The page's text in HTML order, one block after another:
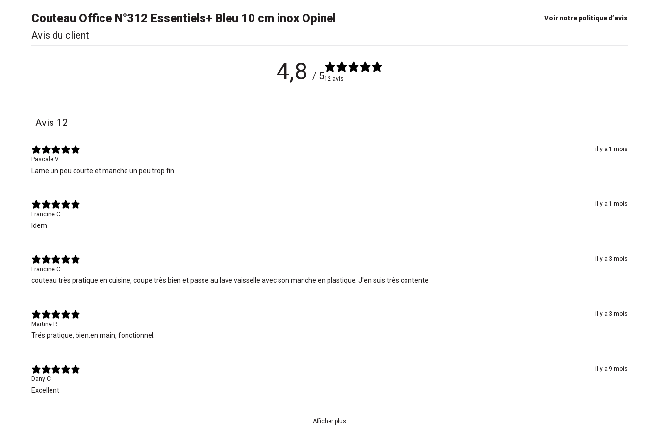
Couteau Office N°312 Essentiels+ Bleu 10 cm inox Opinel Voir notre politique d’avis
Avis du client
4,8 / 512 avis
Avis 12
il y a 1 mois
Pascale V.
Lame un peu courte et manche un peu trop fin
il y a 1 mois
Francine C.
Idem
il y a 3 mois
Francine C.
couteau très pratique en cuisine, coupe très bien et passe au lave vaisselle avec son manche en plastique. J'en suis très contente
il y a 3 mois
Martine P.
Trés pratique, bien.en main, fonctionnel.
il y a 9 mois
Dany C.
Excellent
Afficher plus